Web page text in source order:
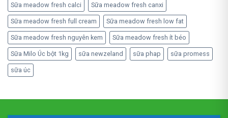
Sữa meadow fresh calci Sữa meadow fresh canxi
Sữa meadow fresh full cream Sữa meadow fresh low fat
Sữa meadow fresh nguyên kem Sữa meadow fresh ít béo
Sữa Milo Úc bột 1kg sữa newzeland sữa phap sữa promess
sữa úc